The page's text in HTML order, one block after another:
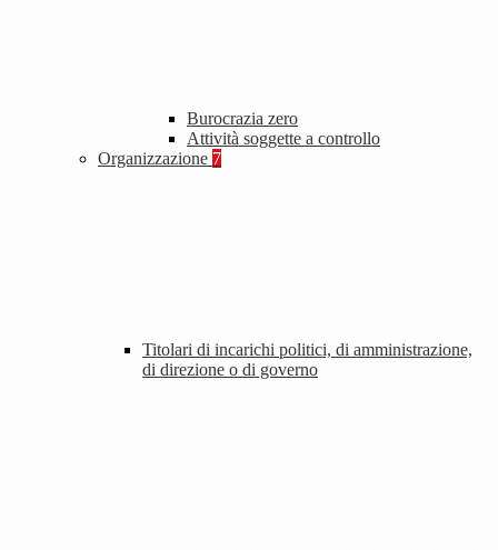
Burocrazia zero
Attività soggette a controllo
Organizzazione 7
Titolari di incarichi politici, di amministrazione,
di direzione o di governo